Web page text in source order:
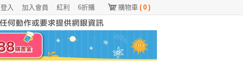
購物車 ( 0 )
6折購
紅利
加入會員
登入